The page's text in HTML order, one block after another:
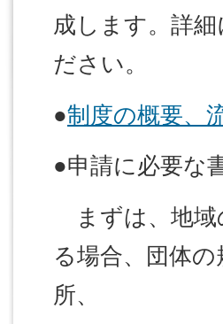
成します。詳
ださい。
●制度の概要、
●申請に必要な
まずは、地域
る場合、団体の
所、